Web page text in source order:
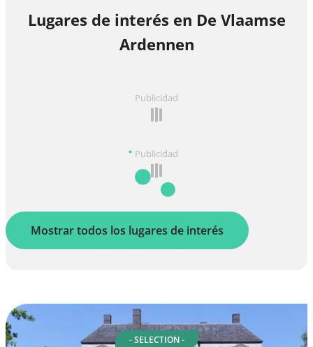
Lugares de interés en De Vlaamse
Ardennen
Publicidad
Publicidad
Mostrar todos los lugares de interés
- SELECTION -